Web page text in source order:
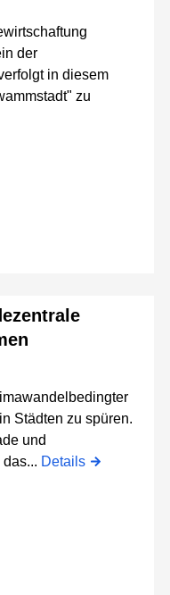
der
in diesem
zu
Städten zu spüren.
und
Details